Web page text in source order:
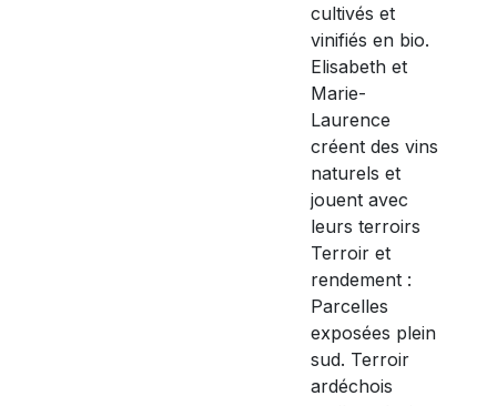
cultivés et
vinifiés en bio.
Elisabeth et
Marie-
Laurence
créent des vins
naturels et
jouent avec
leurs terroirs
Terroir et
rendement :
Parcelles
exposées plein
sud. Terroir
ardéchois